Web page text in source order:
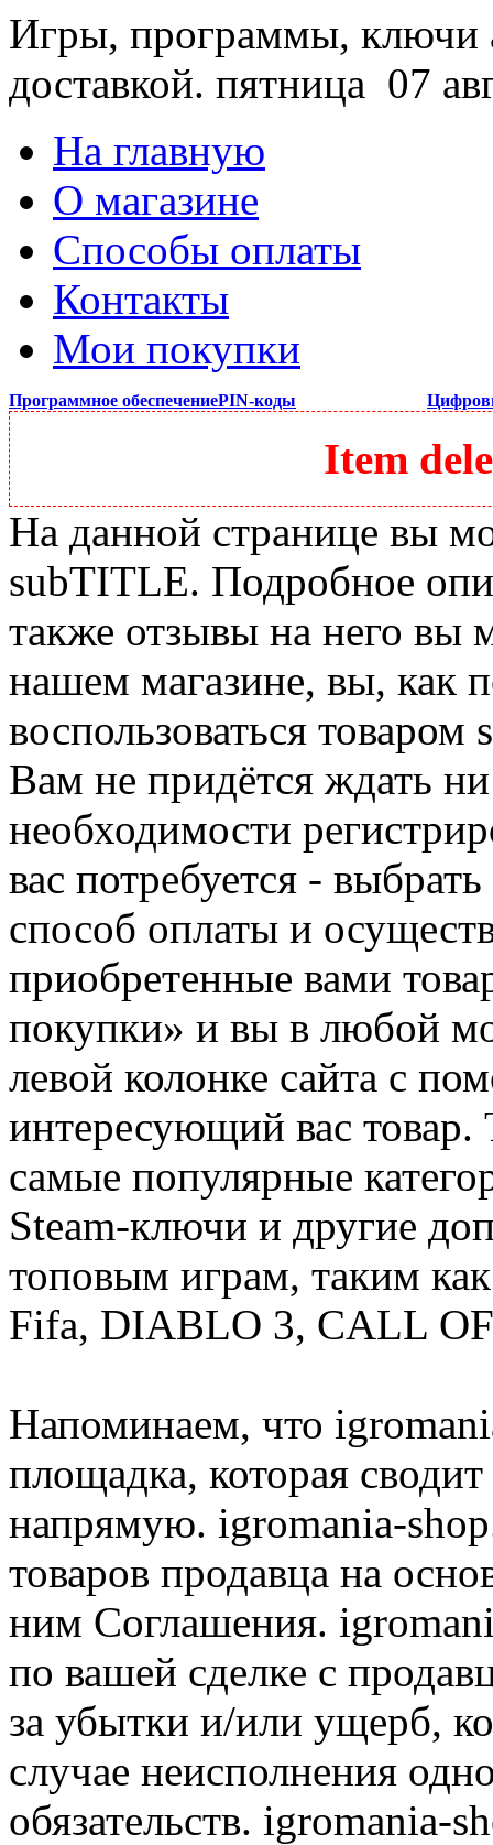
Игры, программы, ключи
доставкой. пятница 07
На главную
О магазине
Способы оплаты
Контакты
Мои покупки
Программное обеспечениеPIN-коды
Item
На данной странице вы
subTITLE. Подробное
также отзывы на него вы
нашем магазине, вы, как
воспользоваться
Вам не придётся ждать
необходимости
вас потребуется -
способ оплаты и
приобретенные вами
покупки» и вы в любой
левой колонке сайта с
интересующий вас
самые популярные
Steam-ключи и другие
топовым играм, таким
Fifa, DIABLO 3, CALL
Напоминаем, что
площадка, которая
напрямую. igromania-
товаров продавца на
ним Соглашения.
по вашей сделке с
за убытки и/или ущерб,
случае неисполнения
обязательств. igromania-